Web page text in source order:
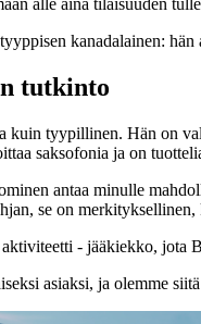
kanadalainen: hän
tutkinto
tyypillinen. Hän on
saksofonia ja on
antaa minulle
se on
- jääkiekko, jota
asiaksi, ja olemme